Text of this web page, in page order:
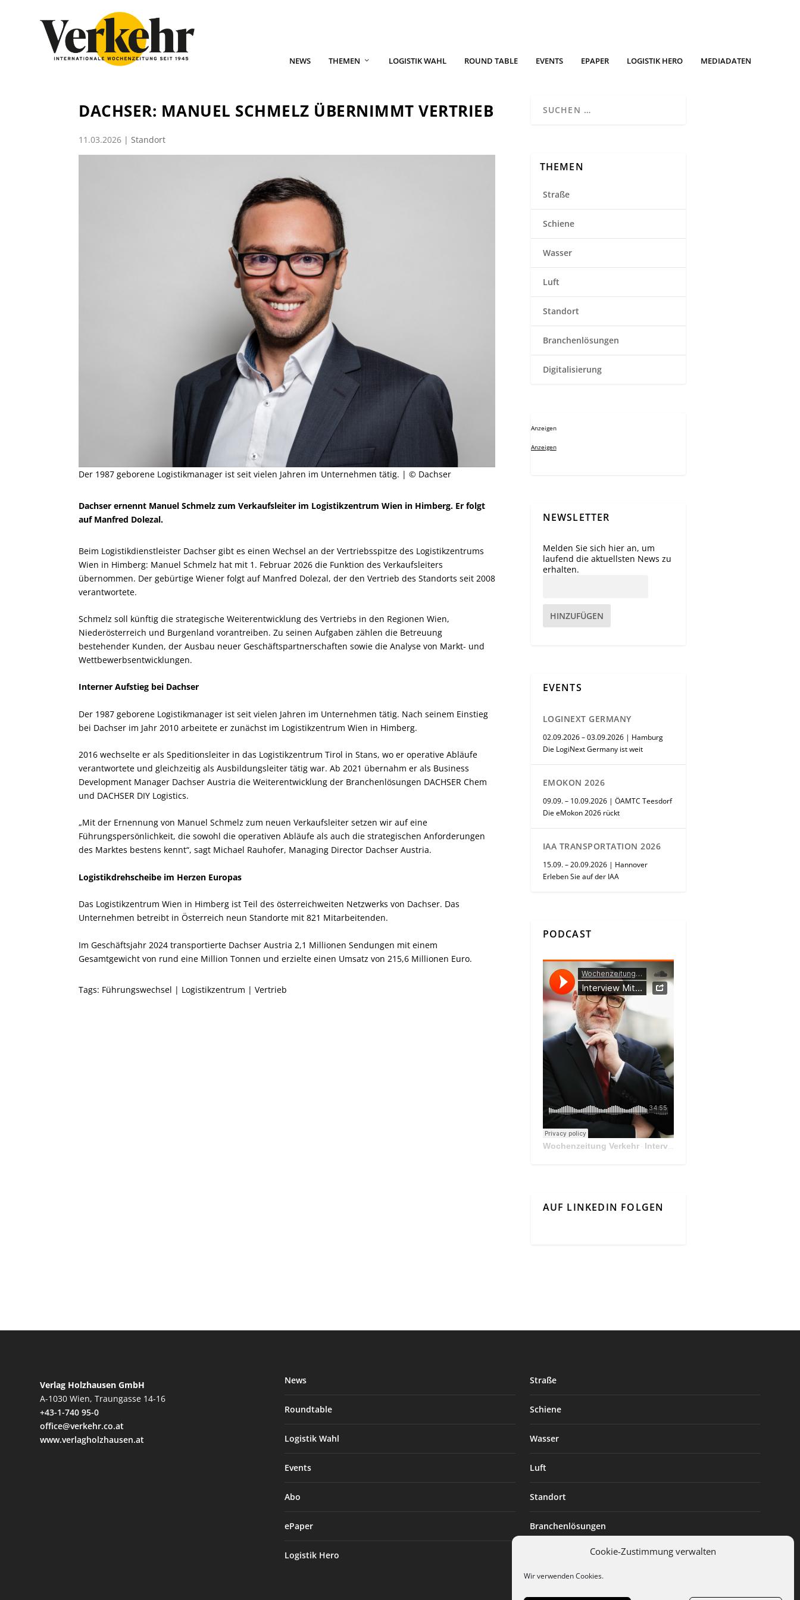
Cookie-Zustimmung verwalten
Wir verwenden Cookies.
NEWS THEMEN LOGISTIK WAHL ROUND TABLE EVENTS EPAPER LOGISTIK HERO MEDIADATEN
DACHSER: MANUEL SCHMELZ ÜBERNIMMT VERTRIEB
11.03.2026 | Standort
Der 1987 geborene Logistikmanager ist seit vielen Jahren im Unternehmen tätig. | © Dachser
Dachser ernennt Manuel Schmelz zum Verkaufsleiter im Logistikzentrum Wien in Himberg. Er folgt
auf Manfred Dolezal.
Beim Logistikdienstleister Dachser gibt es einen Wechsel an der Vertriebsspitze des Logistikzentrums
Wien in Himberg: Manuel Schmelz hat mit 1. Februar 2026 die Funktion des Verkaufsleiters
übernommen. Der gebürtige Wiener folgt auf Manfred Dolezal, der den Vertrieb des Standorts seit 2008
verantwortete.
Schmelz soll künftig die strategische Weiterentwicklung des Vertriebs in den Regionen Wien,
Niederösterreich und Burgenland vorantreiben. Zu seinen Aufgaben zählen die Betreuung
bestehender Kunden, der Ausbau neuer Geschäftspartnerschaften sowie die Analyse von Markt- und
Wettbewerbsentwicklungen.
Interner Aufstieg bei Dachser
Der 1987 geborene Logistikmanager ist seit vielen Jahren im Unternehmen tätig. Nach seinem Einstieg
bei Dachser im Jahr 2010 arbeitete er zunächst im Logistikzentrum Wien in Himberg.
2016 wechselte er als Speditionsleiter in das Logistikzentrum Tirol in Stans, wo er operative Abläufe
verantwortete und gleichzeitig als Ausbildungsleiter tätig war. Ab 2021 übernahm er als Business
Development Manager Dachser Austria die Weiterentwicklung der Branchenlösungen DACHSER Chem
und DACHSER DIY Logistics.
„Mit der Ernennung von Manuel Schmelz zum neuen Verkaufsleiter setzen wir auf eine
Führungspersönlichkeit, die sowohl die operativen Abläufe als auch die strategischen Anforderungen
des Marktes bestens kennt“, sagt Michael Rauhofer, Managing Director Dachser Austria.
Logistikdrehscheibe im Herzen Europas
Das Logistikzentrum Wien in Himberg ist Teil des österreichweiten Netzwerks von Dachser. Das
Unternehmen betreibt in Österreich neun Standorte mit 821 Mitarbeitenden.
Im Geschäftsjahr 2024 transportierte Dachser Austria 2,1 Millionen Sendungen mit einem
Gesamtgewicht von rund eine Million Tonnen und erzielte einen Umsatz von 215,6 Millionen Euro.
Tags: Führungswechsel | Logistikzentrum | Vertrieb
THEMEN
Straße
Schiene
Wasser
Luft
Standort
Branchenlösungen
Digitalisierung
Anzeigen
Anzeigen
NEWSLETTER
Melden Sie sich hier an, um
laufend die aktuellsten News zu
erhalten.
HINZUFÜGEN
EVENTS
LOGINEXT GERMANY
02.09.2026 – 03.09.2026 | Hamburg
Die LogiNext Germany ist weit
EMOKON 2026
09.09. – 10.09.2026 | ÖAMTC Teesdorf
Die eMokon 2026 rückt
IAA TRANSPORTATION 2026
15.09. – 20.09.2026 | Hannover
Erleben Sie auf der IAA
PODCAST
Wochenzeitung Verkehr· Interview Mit Andreas Matthä, CEO der ÖBB Holding
AUF LINKEDIN FOLGEN
Verlag Holzhausen GmbH
A-1030 Wien, Traungasse 14-16
+43-1-740 95-0
office@verkehr.co.at
www.verlagholzhausen.at
News
Roundtable
Logistik Wahl
Events
Abo
ePaper
Logistik Hero
Straße
Schiene
Wasser
Luft
Standort
Branchenlösungen